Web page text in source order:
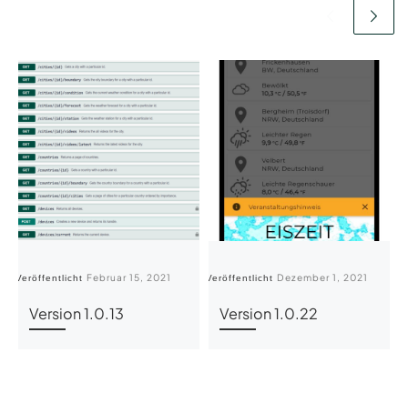
Veröffentlicht Februar 15, 2021
Version 1.0.13
Veröffentlicht Dezember 1, 2021
Version 1.0.22